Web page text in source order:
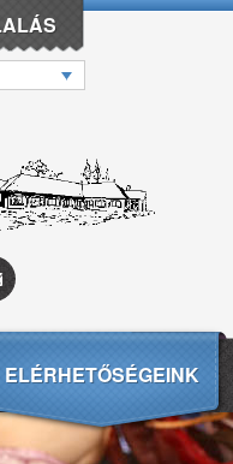
ELÉRHETŐSÉGEINK